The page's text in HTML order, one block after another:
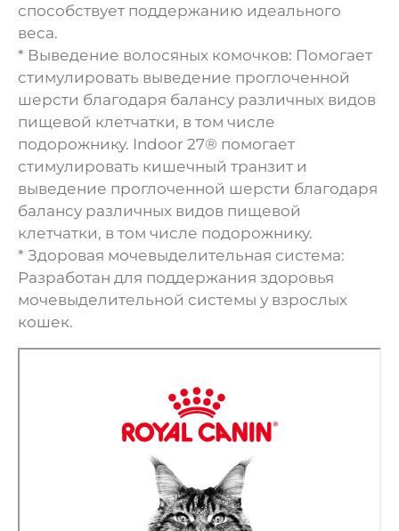
способствует поддержанию идеального
веса.
* Выведение волосяных комочков: Помогает
стимулировать выведение проглоченной
шерсти благодаря балансу различных видов
пищевой клетчатки, в том числе
подорожнику. Indoor 27® помогает
стимулировать кишечный транзит и
выведение проглоченной шерсти благодаря
балансу различных видов пищевой
клетчатки, в том числе подорожнику.
* Здоровая мочевыделительная система:
Разработан для поддержания здоровья
мочевыделительной системы у взрослых
кошек.